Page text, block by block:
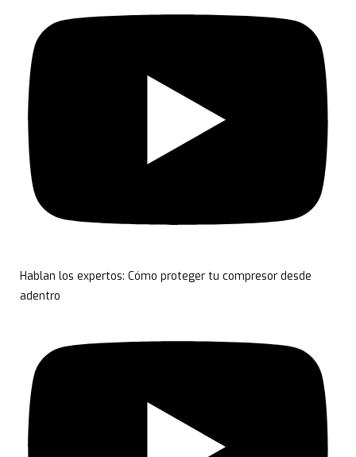
Hablan los expertos: Cómo proteger tu compresor desde
adentro